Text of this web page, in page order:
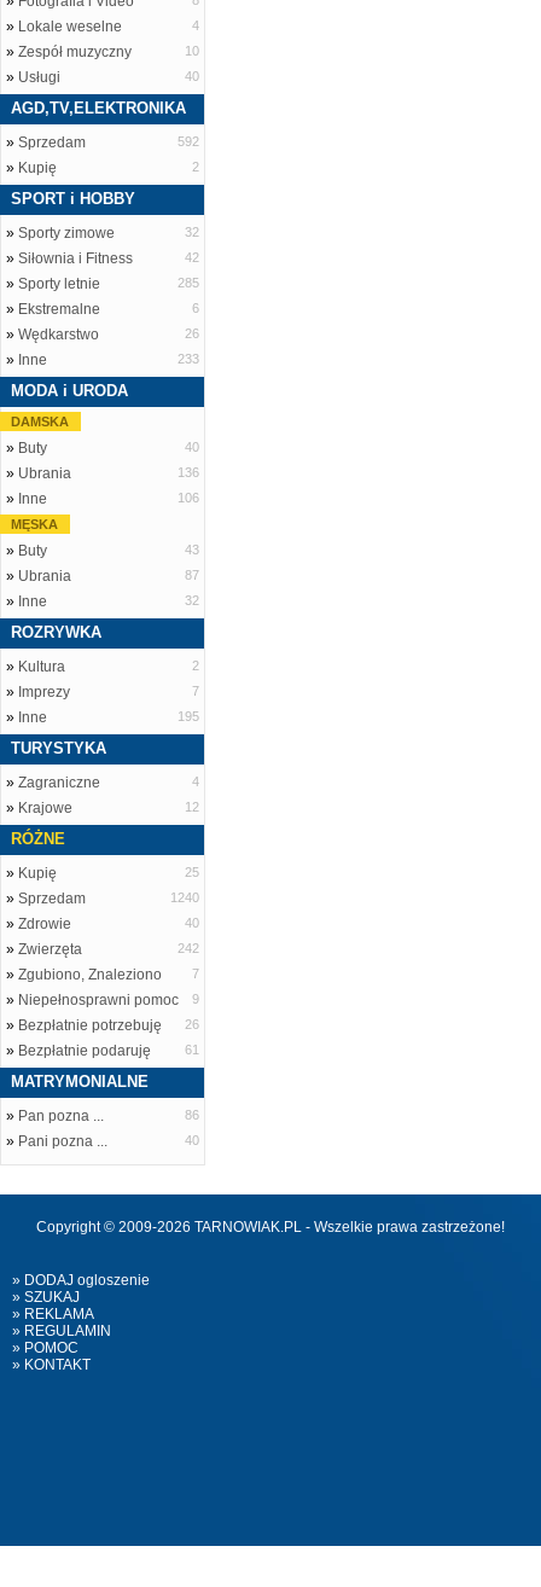
» Lokale weselne 4
» Zespół muzyczny 10
» Usługi 40
AGD,TV,ELEKTRONIKA
» Sprzedam 592
» Kupię 2
SPORT i HOBBY
» Sporty zimowe 32
» Siłownia i Fitness 42
» Sporty letnie 285
» Ekstremalne 6
» Wędkarstwo 26
» Inne 233
MODA i URODA
DAMSKA
» Buty 40
» Ubrania 136
» Inne
106
MĘSKA
» Buty 43
» Ubrania 87
» Inne 32
ROZRYWKA
» Kultura 2
» Imprezy 7
» Inne 195
TURYSTYKA
» Zagraniczne 4
» Krajowe 12
RÓŻNE
» Kupię 25
» Sprzedam 1240
» Zdrowie 40
» Zwierzęta 242
» Zgubiono, Znaleziono 7
» Niepełnosprawni pomoc 9
» Bezpłatnie potrzebuję 26
» Bezpłatnie podaruję 61
MATRYMONIALNE
» Pan pozna ... 86
» Pani pozna ... 40
Copyright © 2009-2026 TARNOWIAK.PL - Wszelkie prawa zastrzeżone!
» DODAJ ogloszenie
» SZUKAJ
» REKLAMA
» REGULAMIN
» POMOC
» KONTAKT